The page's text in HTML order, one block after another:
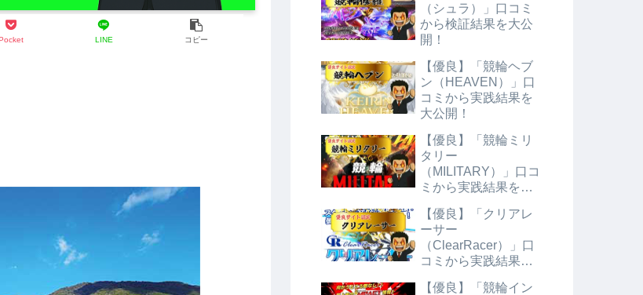
Pocket LINE コピー
（シュラ）」口コミ
から検証結果を大公
開！
【優良】「競輪ヘブ
ン（HEAVEN）」口
コミから実践結果を
大公開！
【優良】「競輪ミリ
タリー
（MILITARY）」口コ
ミから実践結果を大
【優良】「クリアレ
ーサー
（ClearRacer）」口
コミから実践結果を
【優良】「競輪イン